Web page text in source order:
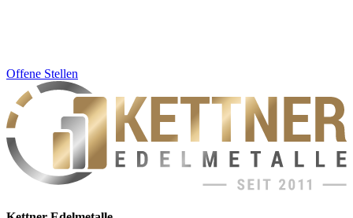
Offene Stellen